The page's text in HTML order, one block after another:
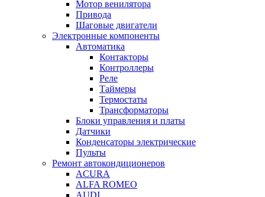
Мотор венилятора
Привода
Шаговые двигатели
Электронные компоненты
Автоматика
Контакторы
Контроллеры
Реле
Таймеры
Термостаты
Трансформаторы
Блоки управления и платы
Датчики
Конденсаторы электрические
Пульты
Ремонт автокондиционеров
ACURA
ALFA ROMEO
AUDI